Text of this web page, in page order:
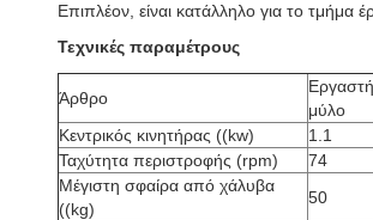
Επιπλέον, είναι κατάλληλο για το τμήμα
Τεχνικές παραμέτρους
Άρθρο
μύλο
Κεντρικός κινητήρας ((kw)
1.1
Ταχύτητα περιστροφής (rpm)
74
Μέγιστη σφαίρα από χάλυβα
((kg)
50